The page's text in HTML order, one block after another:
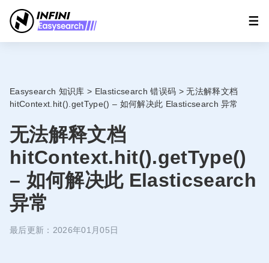
Easysearch 知识库 > Elasticsearch 错误码 > 无法解释文档
hitContext.hit().getType() – 如何解决此 Elasticsearch 异常
无法解释文档
hitContext.hit().getType()
– 如何解决此 Elasticsearch
异常
最后更新：2026年01月05日